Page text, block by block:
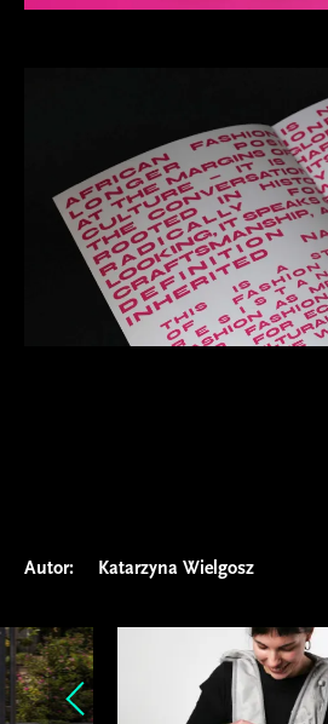
Autor: Katarzyna Wielgosz